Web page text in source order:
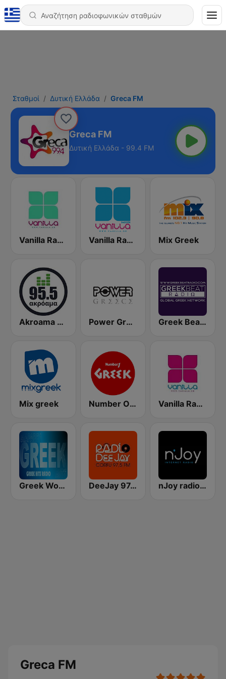
Σταθμοί Δυτική Ελλάδα Greca FM
Greca FM
Δυτική Ελλάδα - 99.4 FM
Vanilla Radio - Fresh Flavors Vanilla Radio - Smooth Flavors Mix Greek
Akroama 95.5 Greek Music Power Greece Greek Beat Radio (GreekBeat)
Mix greek Number One Greek Vanilla Radio Deep Flavors
Greek World Radio DeeJay 97.5 Greece Corfu nJoy radio greece
Greca FM